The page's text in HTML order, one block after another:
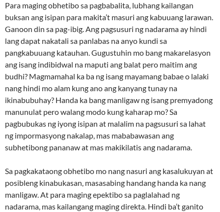
Para maging obhetibo sa pagbabalita, lubhang kailangan
buksan ang isipan para makita’t masuri ang kabuuang larawan.
Ganoon din sa pag-ibig. Ang pagsusuri ng nadarama ay hindi
lang dapat nakatali sa panlabas na anyo kundi sa
pangkabuuang katauhan. Gugustuhin mo bang makarelasyon
ang isang indibidwal na maputi ang balat pero maitim ang
budhi? Magmamahal ka ba ng isang mayamang babae o lalaki
nang hindi mo alam kung ano ang kanyang tunay na
ikinabubuhay? Handa ka bang manligaw ng isang premyadong
manunulat pero walang modo kung kaharap mo? Sa
pagbubukas ng iyong isipan at malalim na pagsusuri sa lahat
ng impormasyong nakalap, mas mababawasan ang
subhetibong pananaw at mas makikilatis ang nadarama.
Sa pagkakataong obhetibo mo nang nasuri ang kasalukuyan at
posibleng kinabukasan, masasabing handang handa ka nang
manligaw. At para maging epektibo sa paglalahad ng
nadarama, mas kailangang maging direkta. Hindi ba’t ganito